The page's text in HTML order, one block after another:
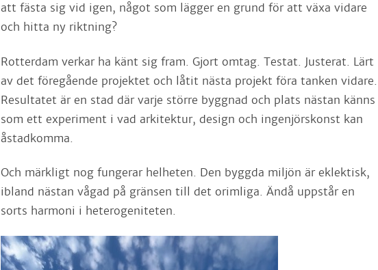
att fästa sig vid igen, något som lägger en grund för att växa vidare
och hitta ny riktning?
Rotterdam verkar ha känt sig fram. Gjort omtag. Testat. Justerat. Lärt
av det föregående projektet och låtit nästa projekt föra tanken vidare.
Resultatet är en stad där varje större byggnad och plats nästan känns
som ett experiment i vad arkitektur, design och ingenjörskonst kan
åstadkomma.
Och märkligt nog fungerar helheten. Den byggda miljön är eklektisk,
ibland nästan vågad på gränsen till det orimliga. Ändå uppstår en
sorts harmoni i heterogeniteten.